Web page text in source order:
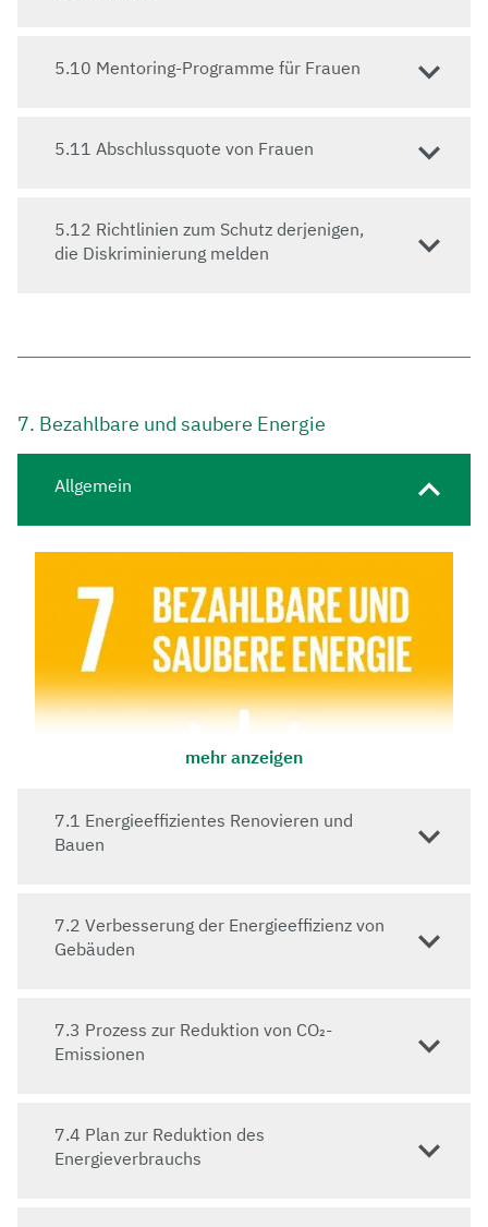
5.10 Mentoring-Programme für Frauen
5.11 Abschlussquote von Frauen
5.12 Richtlinien zum Schutz derjenigen,
die Diskriminierung melden
7. Bezahlbare und saubere Energie
Allgemein
Energieeffizienz und einen Umstieg auf erneuerbare
Energien geleistet. Die Universität Bayreuth
effizientere Blockheizkraftwerke sowie aus
erneuerbaren Energien in Kombination mit
mehr anzeigen
7.1 Energieeffizientes Renovieren und
Bauen
7.2 Verbesserung der Energieeffizienz von
Gebäuden
7.3 Prozess zur Reduktion von CO₂-
Emissionen
7.4 Plan zur Reduktion des
Energieverbrauchs